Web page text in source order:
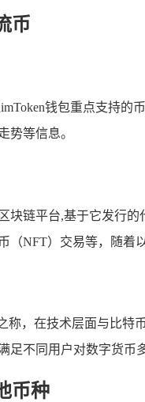
币
钱包重点支持
势等信息。
块链平台,基于它发行
（NFT）交易等，随着
称，在技术层面与比
足不同用户对数字货币
币种